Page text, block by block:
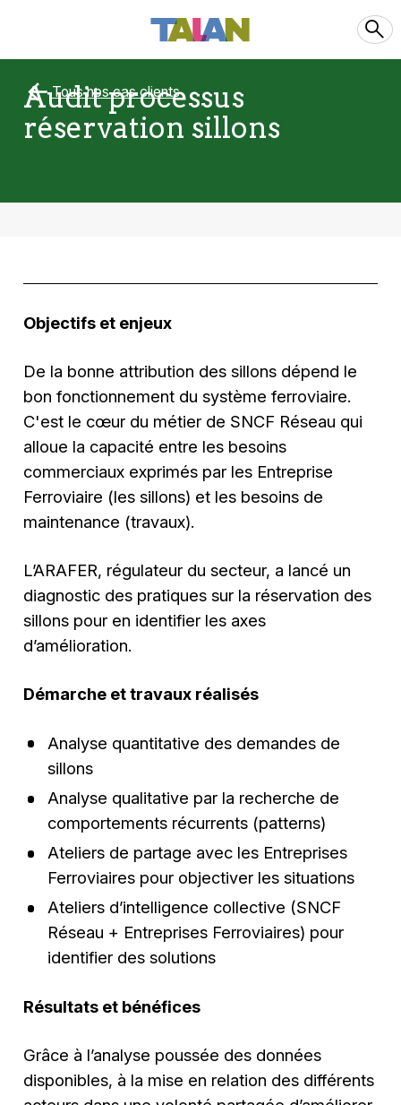
Tous nos cas clients
Audit processus
réservation sillons
Objectifs et enjeux
De la bonne attribution des sillons dépend le
bon fonctionnement du système ferroviaire.
C'est le cœur du métier de SNCF Réseau qui
alloue la capacité entre les besoins
commerciaux exprimés par les Entreprise
Ferroviaire (les sillons) et les besoins de
maintenance (travaux).
L’ARAFER, régulateur du secteur, a lancé un
diagnostic des pratiques sur la réservation des
sillons pour en identifier les axes
d’amélioration.
Démarche et travaux réalisés
Analyse quantitative des demandes de
sillons
Analyse qualitative par la recherche de
comportements récurrents (patterns)
Ateliers de partage avec les Entreprises
Ferroviaires pour objectiver les situations
Ateliers d’intelligence collective (SNCF
Réseau + Entreprises Ferroviaires) pour
identifier des solutions
Résultats et bénéfices
Grâce à l’analyse poussée des données
disponibles, à la mise en relation des différents